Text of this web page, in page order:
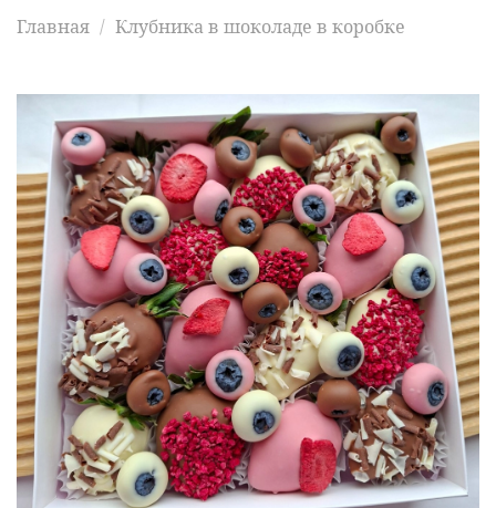
Главная Клубника в шоколаде в коробке